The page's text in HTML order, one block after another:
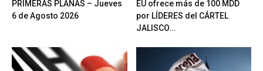
PRIMERAS PLANAS – Jueves
6 de Agosto 2026
EU ofrece más de 100 MDD
por LÍDERES del CÁRTEL
JALISCO...